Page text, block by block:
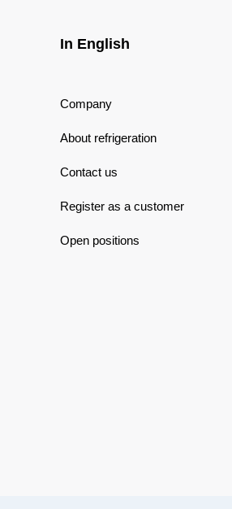
In English
Company
About refrigeration
Contact us
Register as a customer
Open positions